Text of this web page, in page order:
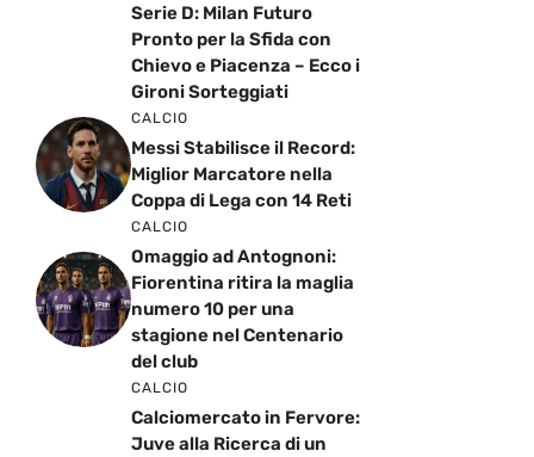
Serie D: Milan Futuro
Pronto per la Sfida con
Chievo e Piacenza – Ecco i
Gironi Sorteggiati
CALCIO
Messi Stabilisce il Record:
Miglior Marcatore nella
Coppa di Lega con 14 Reti
CALCIO
Omaggio ad Antognoni:
Fiorentina ritira la maglia
numero 10 per una
stagione nel Centenario
del club
CALCIO
Calciomercato in Fervore:
Juve alla Ricerca di un